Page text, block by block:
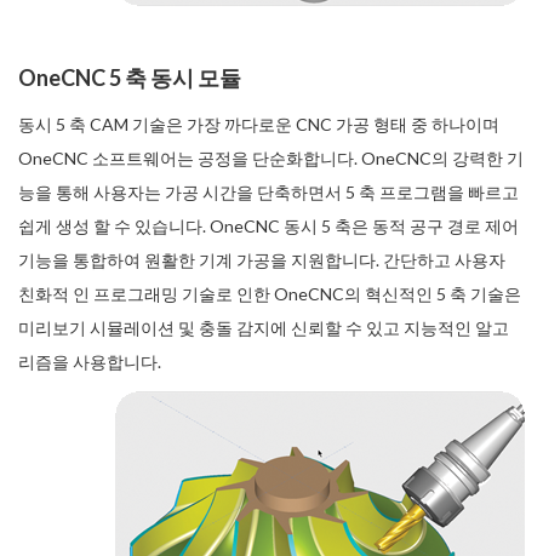
OneCNC 5 축 동시 모듈
동시 5 축 CAM 기술은 가장 까다로운 CNC 가공 형태 중 하나이며
OneCNC 소프트웨어는 공정을 단순화합니다. OneCNC의 강력한 기
능을 통해 사용자는 가공 시간을 단축하면서 5 축 프로그램을 빠르고
쉽게 생성 할 수 있습니다. OneCNC 동시 5 축은 동적 공구 경로 제어
기능을 통합하여 원활한 기계 가공을 지원합니다. 간단하고 사용자
친화적 인 프로그래밍 기술로 인한 OneCNC의 혁신적인 5 축 기술은
미리보기 시뮬레이션 및 충돌 감지에 신뢰할 수 있고 지능적인 알고
리즘을 사용합니다.